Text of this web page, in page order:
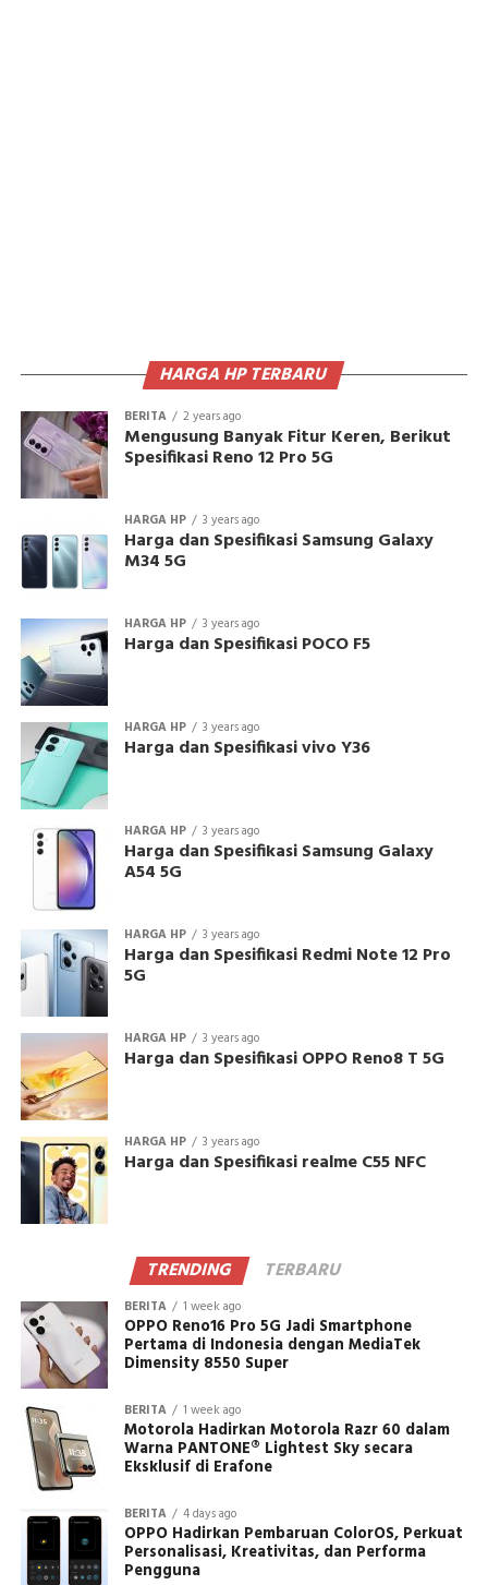
HARGA HP TERBARU
BERITA 2 years ago
Mengusung Banyak Fitur Keren, Berikut
Spesifikasi Reno 12 Pro 5G
HARGA HP 3 years ago
Harga dan Spesifikasi Samsung Galaxy
M34 5G
HARGA HP 3 years ago
Harga dan Spesifikasi POCO F5
HARGA HP 3 years ago
Harga dan Spesifikasi vivo Y36
HARGA HP 3 years ago
Harga dan Spesifikasi Samsung Galaxy
A54 5G
HARGA HP 3 years ago
Harga dan Spesifikasi Redmi Note 12 Pro
5G
HARGA HP 3 years ago
Harga dan Spesifikasi OPPO Reno8 T 5G
HARGA HP 3 years ago
Harga dan Spesifikasi realme C55 NFC
TRENDING TERBARU
BERITA 1 week ago
OPPO Reno16 Pro 5G Jadi Smartphone
Pertama di Indonesia dengan MediaTek
Dimensity 8550 Super
BERITA 1 week ago
Motorola Hadirkan Motorola Razr 60 dalam
Warna PANTONE® Lightest Sky secara
Eksklusif di Erafone
BERITA 4 days ago
OPPO Hadirkan Pembaruan ColorOS, Perkuat
Personalisasi, Kreativitas, dan Performa
Pengguna